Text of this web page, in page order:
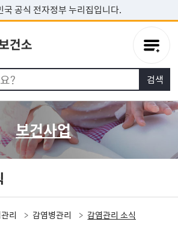
본문 바로가기
국 공식 전자정부 누리집입니다.
보건사업
리 감염병관리 감염관리 소식